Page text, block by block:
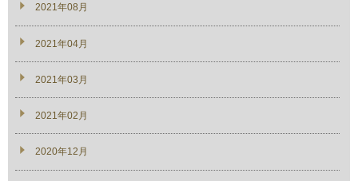
2021年08月
2021年04月
2021年03月
2021年02月
2020年12月